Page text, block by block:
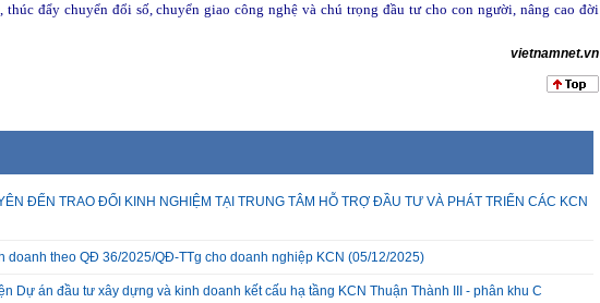
thúc đẩy chuyển đổi số, chuyển giao công nghệ và chú trọng đầu tư cho con người, nâng cao đời
vietnamnet.vn
ĐẾN TRAO ĐỔI KINH NGHIỆM TẠI TRUNG TÂM HỖ TRỢ ĐẦU TƯ VÀ PHÁT TRIỂN CÁC KCN
doanh theo QĐ 36/2025/QĐ-TTg cho doanh nghiệp KCN (05/12/2025)
Dự án đầu tư xây dựng và kinh doanh kết cấu hạ tầng KCN Thuận Thành III - phân khu C